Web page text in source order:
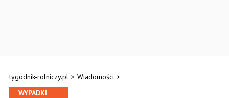
tygodnik-rolniczy.pl > Wiadomości >
WYPADKI